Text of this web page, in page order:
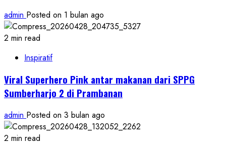
admin Posted on 1 bulan ago
2 min read
Inspiratif
Viral Superhero Pink antar makanan dari SPPG
Sumberharjo 2 di Prambanan
admin Posted on 3 bulan ago
2 min read